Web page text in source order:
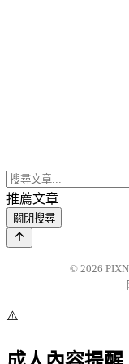
推薦文章
關閉搜尋
© 2026
⚠️